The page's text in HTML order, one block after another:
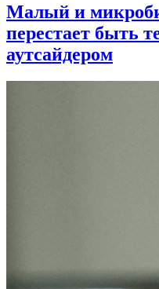
Малый и
перестает быть
аутсайдером